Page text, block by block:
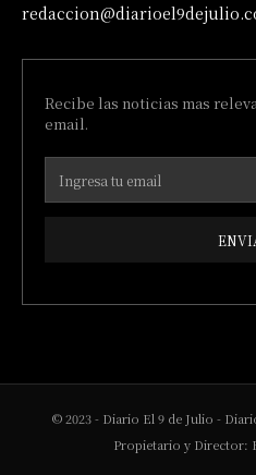
Recibe las noticias mas
email.
© 2023 - Diario El 9 de Julio -
Propietario y Director: